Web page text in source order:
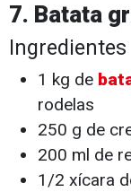
7. Batata
Ingredientes
1 kg de
rodelas
250 g de
200 ml de
1/2 xícara